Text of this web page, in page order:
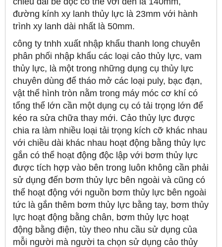
đường kính xy lanh thủy lực là 23mm với hành
trình xy lanh dài nhất là 50mm.
công ty tnhh xuất nhập khẩu thanh long chuyên
phân phối nhập khẩu các loại cảo thủy lực, vam
thủy lực, là một trong những dụng cụ thủy lực
chuyên dùng để tháo mở các loại puly, bạc đạn,
vật thể hình tròn nằm trong máy móc cơ khí có
tổng thể lớn cần một dụng cụ có tải trọng lớn để
kéo ra sửa chữa thay mới. Cảo thủy lực được
chia ra làm nhiều loại tải trọng kích cỡ khác nhau
với chiều dài khác nhau hoạt động bằng thủy lực
gắn có thể hoạt động độc lập với bơm thủy lực
được tích hợp vào bên trong luôn không cần phải
sử dụng đến bơm thủy lực bên ngoài và cũng có
thể hoạt động với nguồn bơm thủy lực bên ngoài
tức là gắn thêm bơm thủy lực bằng tay, bơm thủy
lực hoạt động bằng chân, bơm thủy lực hoạt
động bằng điện, tùy theo nhu cầu sử dụng của
mỗi người mà người ta chọn sử dụng cảo thủy